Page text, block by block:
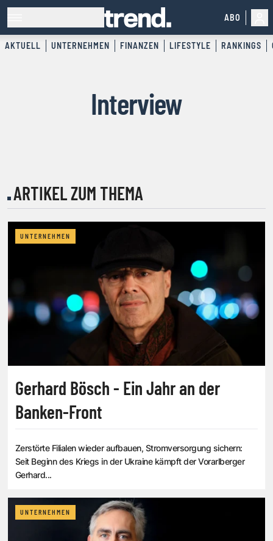
ABO
AKTUELL UNTERNEHMEN FINANZEN LIFESTYLE RANKINGS
Interview
ARTIKEL ZUM THEMA
UNTERNEHMEN
Gerhard Bösch - Ein Jahr an der
Banken-Front
Zerstörte Filialen wieder aufbauen, Stromversorgung sichern:
Seit Beginn des Kriegs in der Ukraine kämpft der Vorarlberger
Gerhard...
UNTERNEHMEN